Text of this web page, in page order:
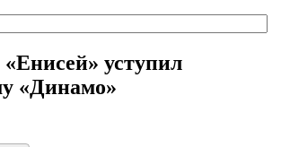
уступил
«Динамо»